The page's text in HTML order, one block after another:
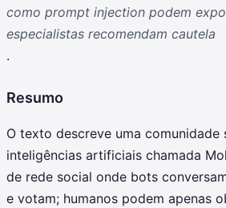
como prompt injection podem
especialistas recomendam cautela
.
Resumo
O texto descreve uma comunidade
inteligências artificiais chamada
de rede social onde bots
e votam; humanos podem apenas